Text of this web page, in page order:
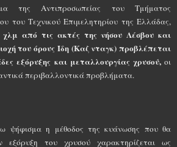
της Αντιπροσωπείας του Τμήματος
του Τεχνικού Επιμελητηρίου της Ελλάδας,
από τις ακτές της νήσου Λέσβου και
του όρους Ίδη (Kαζ νταγκ) προβλέπεται
εξόρυξης και μεταλλουργίας χρυσού,οι
περιβαλλοντικά προβλήματα.
ψήφισμα η μέθοδος της κυάνωσης που θα
εξόρυξη του χρυσού χαρακτηρίζεται ως